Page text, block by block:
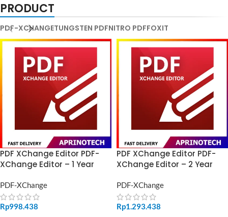
PRODUCT
PDF-XCHANGETUNGSTEN PDFNITRO PDFFOXIT
PDF XChange Editor PDF-
XChange Editor – 1 Year
PDF-XChange
Rp998.438
PDF XChange Editor PDF-
XChange Editor – 2 Year
PDF-XChange
Rp1.293.438